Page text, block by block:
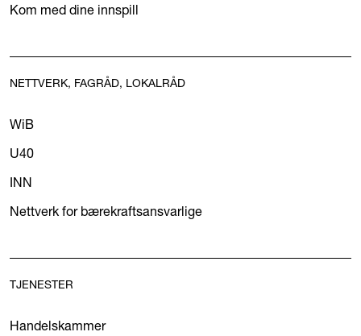
Kom med dine innspill
NETTVERK, FAGRÅD, LOKALRÅD
WiB
U40
INN
Nettverk for bærekraftsansvarlige
TJENESTER
Handelskammer